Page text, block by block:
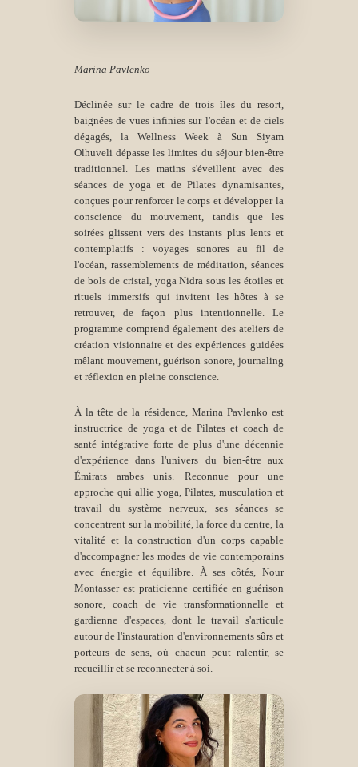
Marina Pavlenko
Déclinée sur le cadre de trois îles du resort,
baignées de vues infinies sur l'océan et de ciels
dégagés, la Wellness Week à Sun Siyam
Olhuveli dépasse les limites du séjour bien-être
traditionnel. Les matins s'éveillent avec des
séances de yoga et de Pilates dynamisantes,
conçues pour renforcer le corps et développer la
conscience du mouvement, tandis que les
soirées glissent vers des instants plus lents et
contemplatifs : voyages sonores au fil de
l'océan, rassemblements de méditation, séances
de bols de cristal, yoga Nidra sous les étoiles et
rituels immersifs qui invitent les hôtes à se
retrouver, de façon plus intentionnelle. Le
programme comprend également des ateliers de
création visionnaire et des expériences guidées
mêlant mouvement, guérison sonore, journaling
et réflexion en pleine conscience.
À la tête de la résidence, Marina Pavlenko est
instructrice de yoga et de Pilates et coach de
santé intégrative forte de plus d'une décennie
d'expérience dans l'univers du bien-être aux
Émirats arabes unis. Reconnue pour une
approche qui allie yoga, Pilates, musculation et
travail du système nerveux, ses séances se
concentrent sur la mobilité, la force du centre, la
vitalité et la construction d'un corps capable
d'accompagner les modes de vie contemporains
avec énergie et équilibre. À ses côtés, Nour
Montasser est praticienne certifiée en guérison
sonore, coach de vie transformationnelle et
gardienne d'espaces, dont le travail s'articule
autour de l'instauration d'environnements sûrs et
porteurs de sens, où chacun peut ralentir, se
recueillir et se reconnecter à soi.